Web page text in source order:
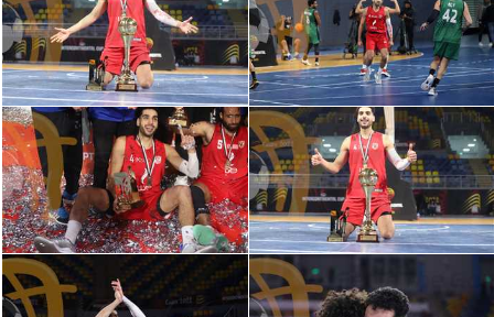
الدوري المصري
الكرة الأوروبية
الكرة الإفريقية
منتخب مصر
سعودي في الجول
الدوري الإنجليزي
الدوري الإسباني